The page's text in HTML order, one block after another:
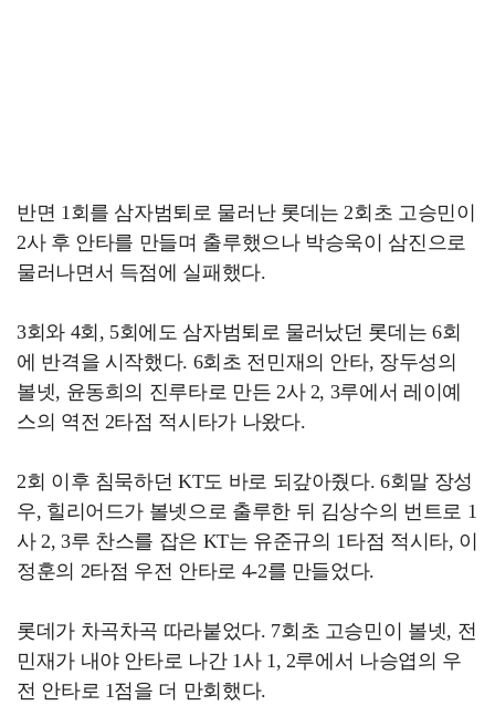
반면 1회를 삼자범퇴로 물러난 롯데는 2회초 고승민이
2사 후 안타를 만들며 출루했으나 박승욱이 삼진으로
물러나면서 득점에 실패했다.
3회와 4회, 5회에도 삼자범퇴로 물러났던 롯데는 6회
에 반격을 시작했다. 6회초 전민재의 안타, 장두성의
볼넷, 윤동희의 진루타로 만든 2사 2, 3루에서 레이예
스의 역전 2타점 적시타가 나왔다.
2회 이후 침묵하던 KT도 바로 되갚아줬다. 6회말 장성
우, 힐리어드가 볼넷으로 출루한 뒤 김상수의 번트로 1
사 2, 3루 찬스를 잡은 KT는 유준규의 1타점 적시타, 이
정훈의 2타점 우전 안타로 4-2를 만들었다.
롯데가 차곡차곡 따라붙었다. 7회초 고승민이 볼넷, 전
민재가 내야 안타로 나간 1사 1, 2루에서 나승엽의 우
전 안타로 1점을 더 만회했다.